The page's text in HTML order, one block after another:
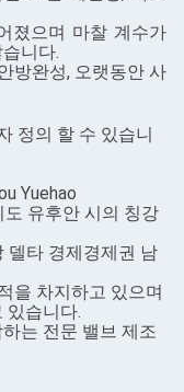
졌으며 마찰 계수가
니다.
방완성, 오랫동안 사
정의 할 수 있습니
Yuehao
유후안 시의 칭강
델타 경제경제권 남
을 차지하고 있으며
있습니다.
는 전문 밸브 제조